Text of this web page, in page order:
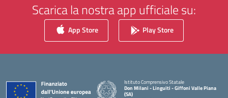
Scarica la nostra app ufficiale su:
App Store Play Store
Istituto Comprensivo Statale
Don Milani - Linguiti - Giffoni Valle Piana
(SA)